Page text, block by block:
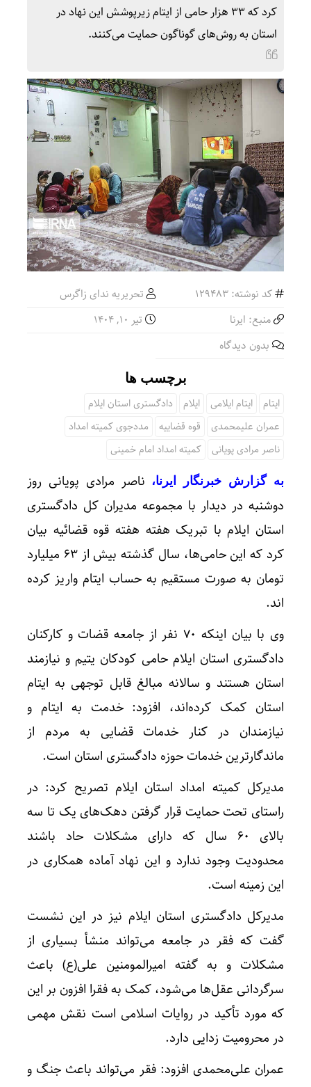
کرد که ۳۳ هزار حامی از ایتام زیرپوشش این نهاد در
استان به روش‌های گوناگون حمایت می‌کنند.
کد نوشته: 129483
تحریریه ندای زاگرس
منبع: ایرنا
تیر ۱۰, ۱۴۰۴
بدون دیدگاه
برچسب ها
ایتام ایتام ایلامی ایلام
دادگستری استان ایلام
عمران علیمحمدی
قوه قضاییه
مددجوی کمیته امداد
ناصر مرادی پویانی
کمیته امداد امام خمینی
به گزارش خبرنگار ایرنا، ناصر مرادی پویانی روز
دوشنبه در دیدار با مجموعه مدیران کل دادگستری
استان ایلام با تبریک هفته هفته قوه قضائیه بیان
کرد که این حامی‌ها، سال گذشته بیش از ۶۳ میلیارد
تومان به صورت مستقیم به حساب ایتام واریز کرده
اند.
وی با بیان اینکه ۷۰ نفر از جامعه قضات و کارکنان
دادگستری استان ایلام حامی کودکان یتیم و نیازمند
استان هستند و سالانه مبالغ قابل توجهی به ایتام
استان کمک کرده‌اند، افزود: خدمت به ایتام و
نیازمندان در کنار خدمات قضایی به مردم از
ماندگارترین خدمات حوزه دادگستری استان است.
مدیرکل کمیته امداد استان ایلام تصریح کرد: در
راستای تحت حمایت قرار گرفتن دهک‌های یک تا سه
بالای ۶۰ سال که دارای مشکلات حاد باشند
محدودیت وجود ندارد و این نهاد آماده همکاری در
این زمینه است.
مدیرکل دادگستری استان ایلام نیز در این نشست
گفت که فقر در جامعه می‌تواند منشأ بسیاری از
مشکلات و به گفته امیرالمومنین علی(ع) باعث
سرگردانی عقل‌ها می‌شود، کمک به فقرا افزون بر این
که مورد تأکید در روایات اسلامی است نقش مهمی
در محرومیت زدایی دارد.
عمران علی‌محمدی افزود: فقر می‌تواند باعث جنگ و